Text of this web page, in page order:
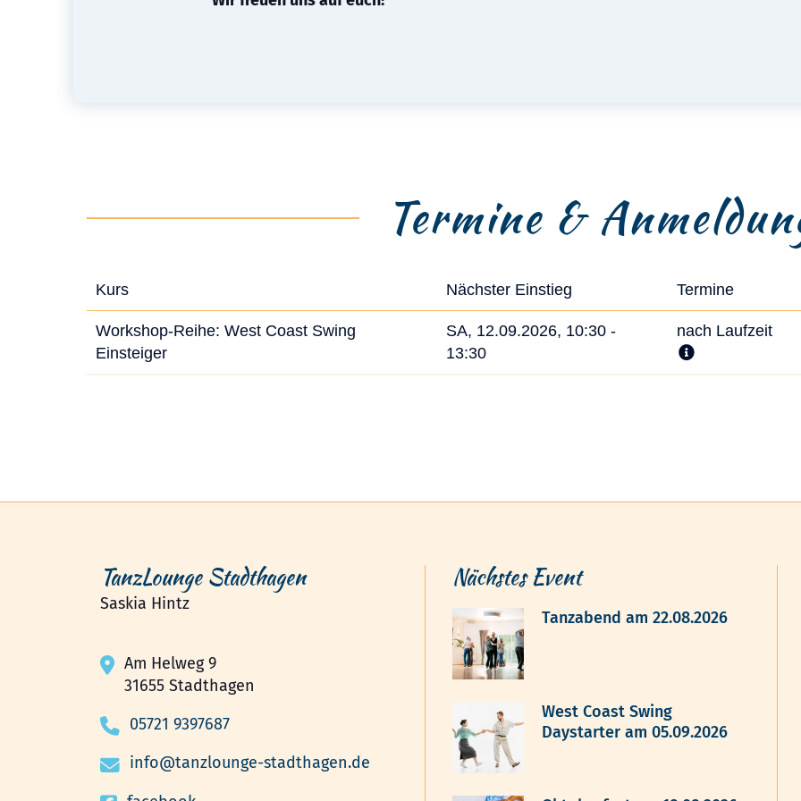
Termine &
TanzLounge Stadthagen
Saskia Hintz
Am Helweg 9
31655 Stadthagen
05721 9397687
info@tanzlounge-stadthagen.de
Nächstes Event
Tanzabend am 22.08.2026
West Coast Swing
Daystarter am 05.09.2026